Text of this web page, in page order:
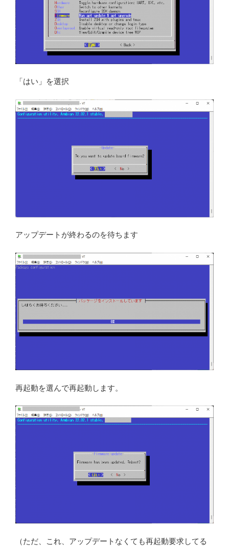
「はい」を選択
アップデートが終わるのを待ちます
再起動を選んで再起動します。
（ただ、これ、アップデートなくても再起動要求してる